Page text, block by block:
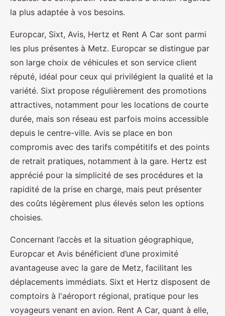
la plus adaptée à vos besoins.
Europcar, Sixt, Avis, Hertz et Rent A Car sont parmi
les plus présentes à Metz. Europcar se distingue par
son large choix de véhicules et son service client
réputé, idéal pour ceux qui privilégient la qualité et la
variété. Sixt propose régulièrement des promotions
attractives, notamment pour les locations de courte
durée, mais son réseau est parfois moins accessible
depuis le centre-ville. Avis se place en bon
compromis avec des tarifs compétitifs et des points
de retrait pratiques, notamment à la gare. Hertz est
apprécié pour la simplicité de ses procédures et la
rapidité de la prise en charge, mais peut présenter
des coûts légèrement plus élevés selon les options
choisies.
Concernant l’accès et la situation géographique,
Europcar et Avis bénéficient d’une proximité
avantageuse avec la gare de Metz, facilitant les
déplacements immédiats. Sixt et Hertz disposent de
comptoirs à l'aéroport régional, pratique pour les
voyageurs venant en avion. Rent A Car, quant à elle,